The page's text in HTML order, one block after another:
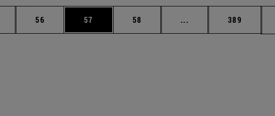
Páginas intermedias Use TAB para desplazarse.
Página
56 Página
57 Página
58 ... Páginas intermedias
Página
389